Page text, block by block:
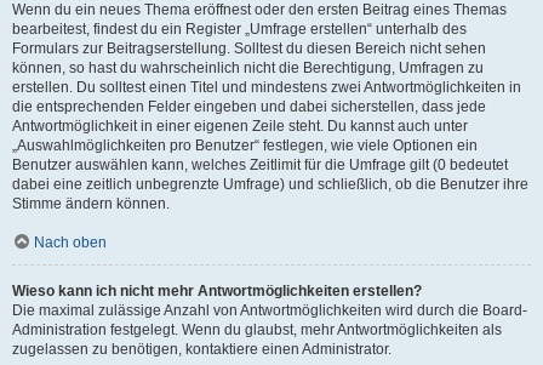
Wenn du ein neues Thema eröffnest oder den ersten Beitrag eines Themas
bearbeitest, findest du ein Register „Umfrage erstellen“ unterhalb des
Formulars zur Beitragserstellung. Solltest du diesen Bereich nicht sehen
können, so hast du wahrscheinlich nicht die Berechtigung, Umfragen zu
erstellen. Du solltest einen Titel und mindestens zwei Antwortmöglichkeiten in
die entsprechenden Felder eingeben und dabei sicherstellen, dass jede
Antwortmöglichkeit in einer eigenen Zeile steht. Du kannst auch unter
„Auswahlmöglichkeiten pro Benutzer“ festlegen, wie viele Optionen ein
Benutzer auswählen kann, welches Zeitlimit für die Umfrage gilt (0 bedeutet
dabei eine zeitlich unbegrenzte Umfrage) und schließlich, ob die Benutzer ihre
Stimme ändern können.
Nach oben
Wieso kann ich nicht mehr Antwortmöglichkeiten erstellen?
Die maximal zulässige Anzahl von Antwortmöglichkeiten wird durch die Board-
Administration festgelegt. Wenn du glaubst, mehr Antwortmöglichkeiten als
zugelassen zu benötigen, kontaktiere einen Administrator.